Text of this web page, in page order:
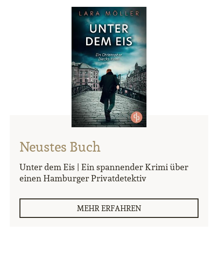
Neustes Buch
Unter dem Eis | Ein spannender Krimi über
einen Hamburger Privatdetektiv
MEHR ERFAHREN